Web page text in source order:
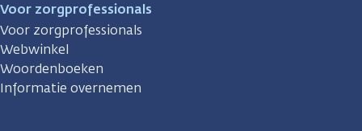
Voor zorgprofessionals
Voor zorgprofessionals
Webwinkel
Woordenboeken
Informatie overnemen